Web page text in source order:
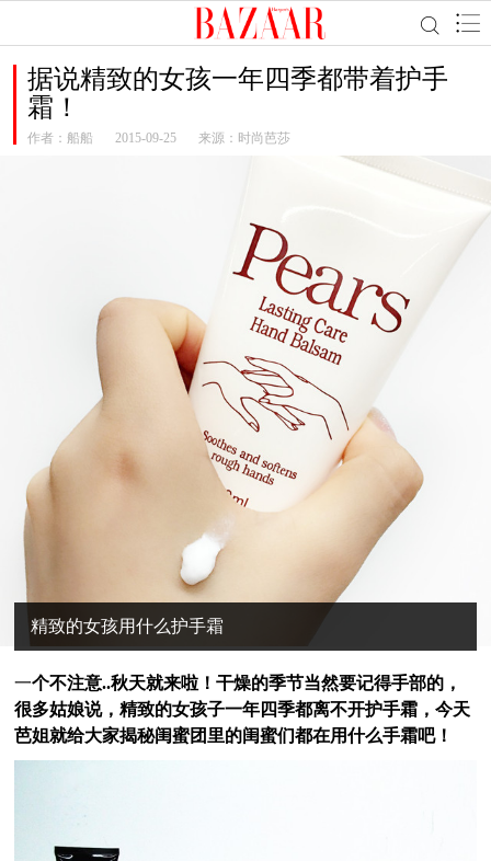
据说精致的女孩一年四季都带着护手
霜！
作者： 船船 2015-09-25 来源：时尚芭莎
精致的女孩用什么护手霜
一个不注意..秋天就来啦！干燥的季节当然要记得手部的，
很多姑娘说，精致的女孩子一年四季都离不开护手霜，今天
芭姐就给大家揭秘闺蜜团里的闺蜜们都在用什么手霜吧！